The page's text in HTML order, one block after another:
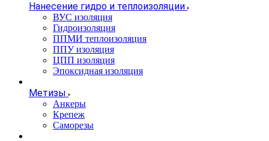
Нанесение гидро и теплоизоляции
ВУС изоляция
Гидроизоляция
ППМИ теплоизоляция
ППУ изоляция
ЦПП изоляция
Эпоксидная изоляция
Метизы
Анкеры
Крепеж
Саморезы